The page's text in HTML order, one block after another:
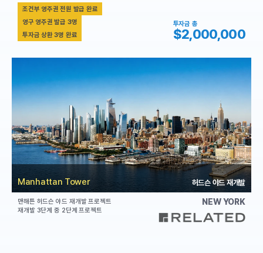
조건부 영주권 전원 발급 완료
영구 영주권 발급 3명
투자금 상환 3명 완료
투자금 총
$2,000,000
Manhattan Tower 허드슨 야드 재개발
맨해튼 허드슨 야드 재개발 프로젝트
재개발 3단계 중 2단계 프로젝트
NEW YORK